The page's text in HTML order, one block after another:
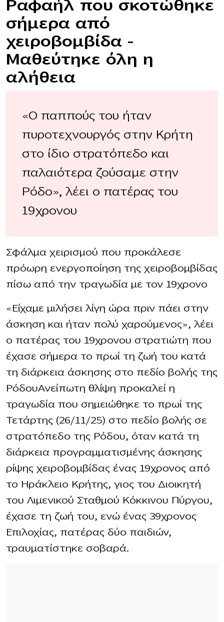
Ραφαήλ που σκοτώθηκε
σήμερα από
χειροβομβίδα –
Μαθεύτηκε όλη η
αλήθεια
«Ο παππούς του ήταν
πυροτεχνουργός στην Κρήτη
στο ίδιο στρατόπεδο και
παλαιότερα ζούσαμε στην
Ρόδο», λέει ο πατέρας του
19χρονου
Σφάλμα χειρισμού που προκάλεσε
πρόωρη ενεργοποίηση της χειροβομβίδας
πίσω από την τραγωδία με τον 19χρονο
«Είχαμε μιλήσει λίγη ώρα πριν πάει στην
άσκηση και ήταν πολύ χαρούμενος», λέει
ο πατέρας του 19χρονου στρατιώτη που
έχασε σήμερα το πρωί τη ζωή του κατά
τη διάρκεια άσκησης στο πεδίο βολής της
ΡόδουΑνείπωτη θλίψη προκαλεί η
τραγωδία που σημειώθηκε το πρωί της
Τετάρτης (26/11/25) στο πεδίο βολής σε
στρατόπεδο της Ρόδου, όταν κατά τη
διάρκεια προγραμματισμένης άσκησης
ρίψης χειροβομβίδας ένας 19χρονος από
το Ηράκλειο Κρήτης, γιος του Διοικητή
του Λιμενικού Σταθμού Κόκκινου Πύργου,
έχασε τη ζωή του, ενώ ένας 39χρονος
Επιλοχίας, πατέρας δύο παιδιών,
τραυματίστηκε σοβαρά.